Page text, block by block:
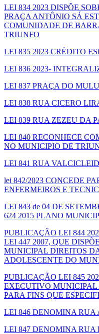
LEI 834 2023 DISPÕE
PRAÇA ANTÔNIO SÁ
COMUNIDADE DE
TRIUNFO
LEI 835 2023 CRÉDITO
LEI 836 2023-
LEI 837 PRAÇA DO
LEI 838 RUA CICERO
LEI 839 RUA ZEZEU DA
LEI 840 RECONHECE
NO MUNICIPIO DE
LEI 841 RUA
lei 842/2023 CONCEDE
ENFERMEIROS E
LEI 843 de 04 DE
624 2015 PLANO
PUBLICAÇÃO LEI 844
LEI 447 2007, QUE
MUNICIPAL DIREITOS
ADOLESCENTE DO
PUBLICAÇÃO LEI 845
EXECUTIVO MUNICIPAL
PARA FINS QUE
LEI 846 DENOMINA RUA
LEI 847 DENOMINA RUA